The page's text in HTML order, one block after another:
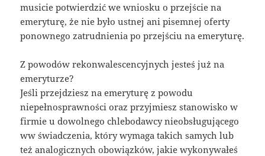
musicie potwierdzić we wniosku o przejście na
emeryturę, że nie było ustnej ani pisemnej oferty
ponownego zatrudnienia po przejściu na emeryturę.
Z powodów rekonwalescencyjnych jesteś już na
emeryturze?
Jeśli przejdziesz na emeryturę z powodu
niepełnosprawności oraz przyjmiesz stanowisko w
firmie u dowolnego chlebodawcy nieobsługującego
ww świadczenia, który wymaga takich samych lub
też analogicznych obowiązków, jakie wykonywałeś